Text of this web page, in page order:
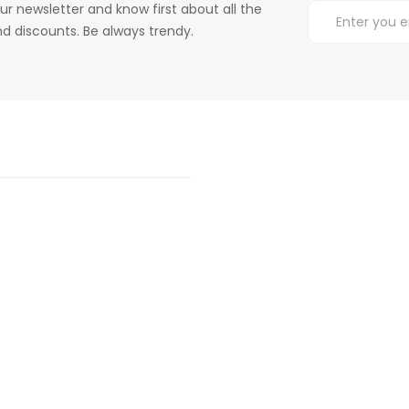
newsletter and know first about all the
discounts. Be always trendy.